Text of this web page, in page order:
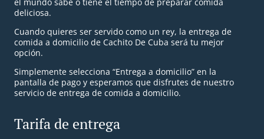
deliciosa.
Cuando quieres ser servido como un rey, la entrega de
comida a domicilio de Cachito De Cuba será tu mejor
opción.
Simplemente selecciona “Entrega a domicilio” en la
pantalla de pago y esperamos que disfrutes de nuestro
servicio de entrega de comida a domicilio.
Tarifa de entrega